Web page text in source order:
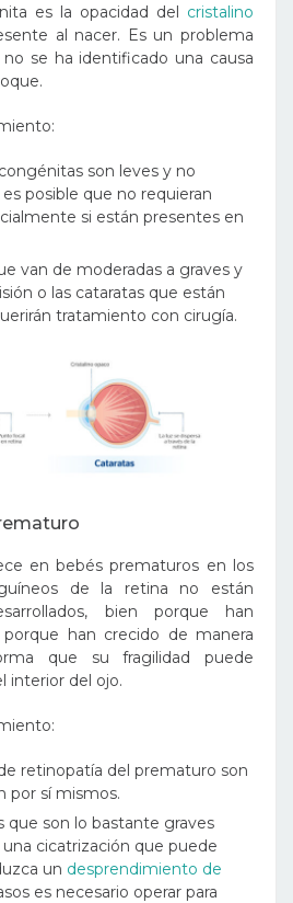
es la opacidad del cristalino
al nacer. Es un problema
se ha identificado una causa
son leves y no
posible que no requieran
si están presentes en
van de moderadas a graves y
o las cataratas que están
tratamiento con cirugía.
en bebés prematuros en los
de la retina no están
bien porque han
han crecido de manera
que su fragilidad puede
interior del ojo.
retinopatía del prematuro son
por sí mismos.
que son lo bastante graves
cicatrización que puede
un desprendimiento de
es necesario operar para